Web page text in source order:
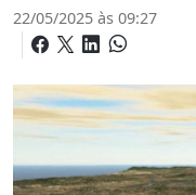
22/05/2025 às 09:27